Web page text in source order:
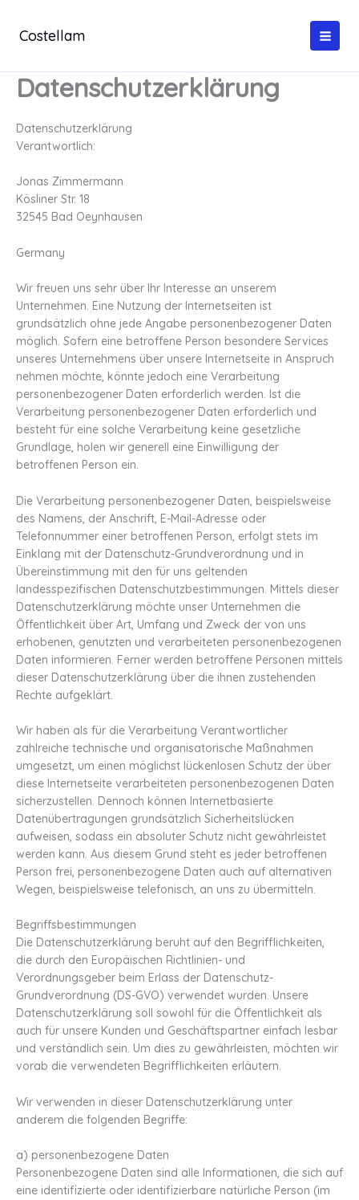
springen
Costellam
Datenschutzerklärung
Datenschutzerklärung
Verantwortlich:
Jonas Zimmermann
Kösliner Str. 18
32545 Bad Oeynhausen
Germany
Wir freuen uns sehr über Ihr Interesse an unserem
Unternehmen. Eine Nutzung der Internetseiten ist
grundsätzlich ohne jede Angabe personenbezogener Daten
möglich. Sofern eine betroffene Person besondere Services
unseres Unternehmens über unsere Internetseite in Anspruch
nehmen möchte, könnte jedoch eine Verarbeitung
personenbezogener Daten erforderlich werden. Ist die
Verarbeitung personenbezogener Daten erforderlich und
besteht für eine solche Verarbeitung keine gesetzliche
Grundlage, holen wir generell eine Einwilligung der
betroffenen Person ein.
Die Verarbeitung personenbezogener Daten, beispielsweise
des Namens, der Anschrift, E-Mail-Adresse oder
Telefonnummer einer betroffenen Person, erfolgt stets im
Einklang mit der Datenschutz-Grundverordnung und in
Übereinstimmung mit den für uns geltenden
landesspezifischen Datenschutzbestimmungen. Mittels dieser
Datenschutzerklärung möchte unser Unternehmen die
Öffentlichkeit über Art, Umfang und Zweck der von uns
erhobenen, genutzten und verarbeiteten personenbezogenen
Daten informieren. Ferner werden betroffene Personen mittels
dieser Datenschutzerklärung über die ihnen zustehenden
Rechte aufgeklärt.
Wir haben als für die Verarbeitung Verantwortlicher
zahlreiche technische und organisatorische Maßnahmen
umgesetzt, um einen möglichst lückenlosen Schutz der über
diese Internetseite verarbeiteten personenbezogenen Daten
sicherzustellen. Dennoch können Internetbasierte
Datenübertragungen grundsätzlich Sicherheitslücken
aufweisen, sodass ein absoluter Schutz nicht gewährleistet
werden kann. Aus diesem Grund steht es jeder betroffenen
Person frei, personenbezogene Daten auch auf alternativen
Wegen, beispielsweise telefonisch, an uns zu übermitteln.
Begriffsbestimmungen
Die Datenschutzerklärung beruht auf den Begrifflichkeiten,
die durch den Europäischen Richtlinien- und
Verordnungsgeber beim Erlass der Datenschutz-
Grundverordnung (DS-GVO) verwendet wurden. Unsere
Datenschutzerklärung soll sowohl für die Öffentlichkeit als
auch für unsere Kunden und Geschäftspartner einfach lesbar
und verständlich sein. Um dies zu gewährleisten, möchten wir
vorab die verwendeten Begrifflichkeiten erläutern.
Wir verwenden in dieser Datenschutzerklärung unter
anderem die folgenden Begriffe:
a) personenbezogene Daten
Personenbezogene Daten sind alle Informationen, die sich auf
eine identifizierte oder identifizierbare natürliche Person (im